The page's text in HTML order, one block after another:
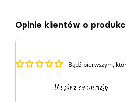
Opinie klientów o
Bądź pierwszym,
Napisz recenzję